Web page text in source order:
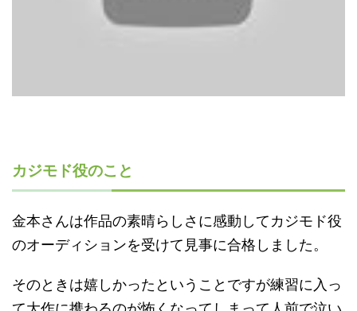
カジモド役のこと
金本さんは作品の素晴らしさに感動してカジモド役
のオーディションを受けて見事に合格しました。
そのときは嬉しかったということですが練習に入っ